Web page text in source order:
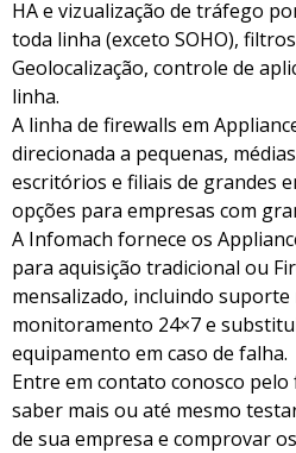
HA e vizualização de tráfego
toda linha (exceto SOHO),
Geolocalização, controle de
linha.
A linha de firewalls em
direcionada a pequenas,
escritórios e filiais de grandes
opções para empresas com
A Infomach fornece os
para aquisição tradicional ou
mensalizado, incluindo
monitoramento 24×7 e
equipamento em caso de falha.
Entre em contato conosco pelo
saber mais ou até mesmo
de sua empresa e comprovar